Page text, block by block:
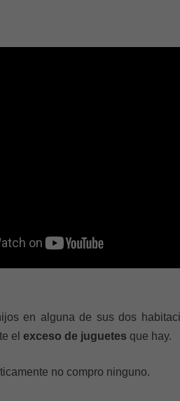
en alguna de sus dos
el exceso de juguetes que hay.
no compro ninguno.